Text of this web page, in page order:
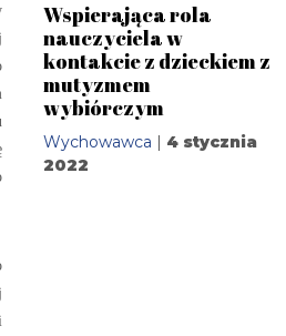
Wspierająca rola
nauczyciela w
kontakcie z dzieckiem z
mutyzmem
wybiórczym
Wychowawca | 4 stycznia
2022